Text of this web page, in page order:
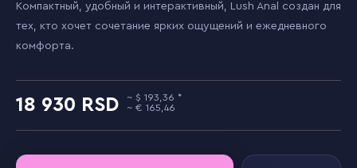
Компактный, удобный и интерактивный, Lush Anal создан для
тех, кто хочет сочетание ярких ощущений и ежедневного
комфорта.
18 930
193,36
165,46